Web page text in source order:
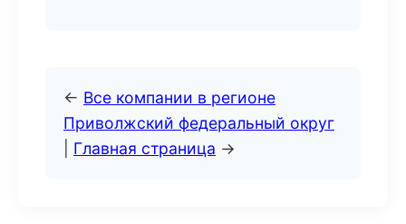
← Все компании в регионе
Приволжский федеральный округ
Главная страница →